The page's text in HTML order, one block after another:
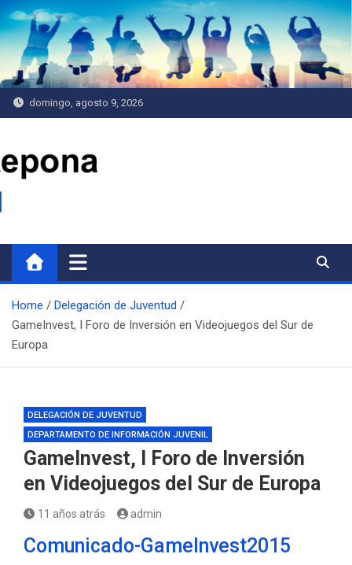
Saltar
al
contenido
domingo, agosto 9, 2026
Home
Delegación de Juventud
GameInvest, I Foro de Inversión en Videojuegos del Sur de
Europa
DELEGACIÓN DE JUVENTUD
DEPARTAMENTO DE INFORMACIÓN JUVENIL
GameInvest, I Foro de Inversión
en Videojuegos del Sur de Europa
11 años atrás admin
Comunicado-GameInvest2015